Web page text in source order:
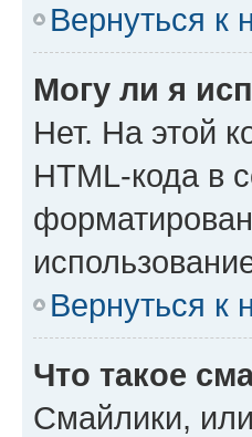
Вернуться к
Могу ли я
Нет. На этой
HTML-кода в
Вернуться к
Что такое
Смайлики,